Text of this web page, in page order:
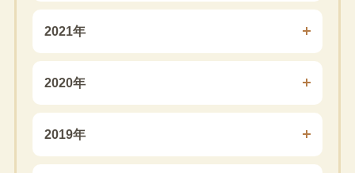
2021年
2020年
2019年